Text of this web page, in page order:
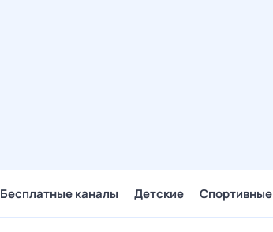
Бесплатные каналы Детские Спортивные